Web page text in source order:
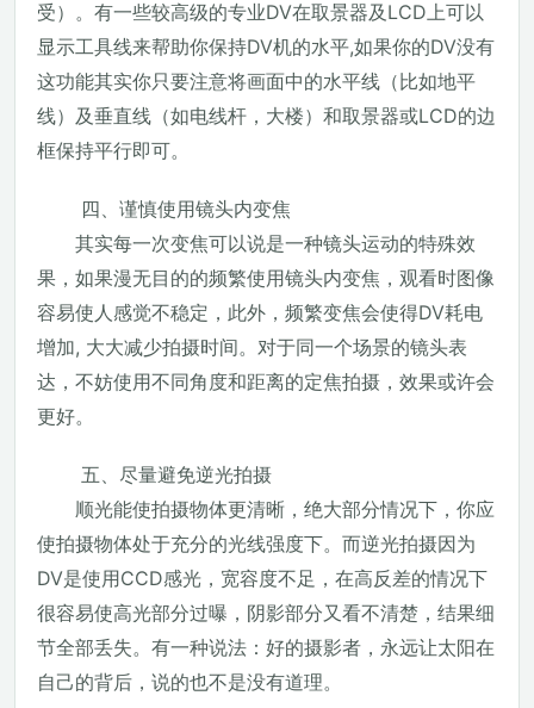
受）。有一些较高级的专业DV在取景器及LCD上可以
显示工具线来帮助你保持DV机的水平,如果你的DV没有
这功能其实你只要注意将画面中的水平线（比如地平
线）及垂直线（如电线杆，大楼）和取景器或LCD的边
框保持平行即可。
四、谨慎使用镜头内变焦
其实每一次变焦可以说是一种镜头运动的特殊效
果，如果漫无目的的频繁使用镜头内变焦，观看时图像
容易使人感觉不稳定，此外，频繁变焦会使得DV耗电
增加, 大大减少拍摄时间。对于同一个场景的镜头表
达，不妨使用不同角度和距离的定焦拍摄，效果或许会
更好。
五、尽量避免逆光拍摄
顺光能使拍摄物体更清晰，绝大部分情况下，你应
使拍摄物体处于充分的光线强度下。而逆光拍摄因为
DV是使用CCD感光，宽容度不足，在高反差的情况下
很容易使高光部分过曝，阴影部分又看不清楚，结果细
节全部丢失。有一种说法：好的摄影者，永远让太阳在
自己的背后，说的也不是没有道理。